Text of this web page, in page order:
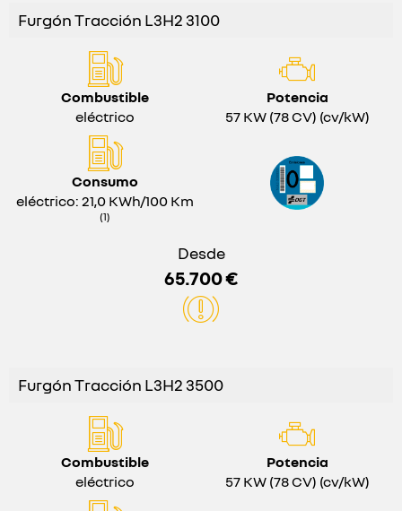
Furgón Tracción L3H2 3100
Combustible
eléctrico
Potencia
57 KW (78 CV) (cv/kW)
Consumo
eléctrico: 21,0 KWh/100 Km
(1)
Desde
65.700 €
Furgón Tracción L3H2 3500
Combustible
eléctrico
Potencia
57 KW (78 CV) (cv/kW)